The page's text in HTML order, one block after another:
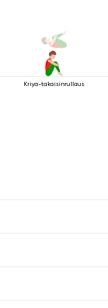
Kriya-takaisinrullaus